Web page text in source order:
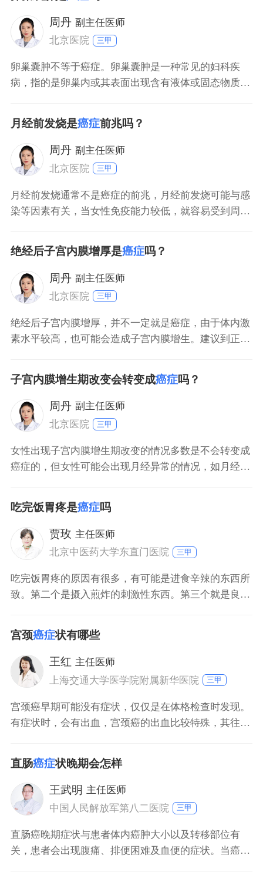
征、有家族史、未生育或者初次生育年龄晚、使用激素
进行替代治疗，可能会导致子宫肌瘤患病风险升高。无
症状的肌瘤患
周丹 副主任医师
北京医院
三甲
卵巢囊肿不等于癌症。卵巢囊肿是一种常见的妇科疾
病，指的是卵巢内或其表面出现含有液体或固态物质的
也不影响健康，可以自行消失。卵巢囊肿也有病理性
的，包括皮样囊肿、囊腺瘤、卵巢子宫内膜异位囊肿，
囊肿可能会增大，引起下腹部不适、月经异常等症状。
少数患者会发生癌
月经前发烧是癌症前兆吗？
周丹 副主任医师
北京医院
三甲
月经前发烧通常不是癌症的前兆，月经前发烧可能与感
染等因素有关，当女性免疫能力较低，就容易受到周围
节中枢，引起发烧等不适症状。而大部分癌症早期的症
状不明显，少部分患者可能存在局部肿块、疼痛等现
象。如果患者反复发烧，应该及时前往医院就诊，平时
还需要多进行体
绝经后子宫内膜增厚是癌症吗？
周丹 副主任医师
北京医院
三甲
绝经后子宫内膜增厚，并不一定就是癌症，由于体内激
素水平较高，也可能会造成子宫内膜增生。建议到正规
放松心情。在日常生活中，注意休息，不要过度劳累，
注意卫生，勤换内裤，注意饮食规律。
子宫内膜增生期改变会转变成癌症吗？
周丹 副主任医师
北京医院
三甲
女性出现子宫内膜增生期改变的情况多数是不会转变成
癌症的，但女性可能会出现月经异常的情况，如月经量
道出血的情况。女性还易出现烦躁不安等情绪。患者需
要在医嘱下给予激素类药物调节，如孕激素类药物、促
排卵药物等，对于严重的患者可以考虑刮宫术、子宫切
除术等。保守
吃完饭胃疼是癌症吗
贾玫 主任医师
北京中医药大学东直门医院
三甲
吃完饭胃疼的原因有很多，有可能是进食辛辣的东西所
致。第二个是摄入煎炸的刺激性东西。第三个就是良性
是胃部的恶性疾病，即胃癌，也会出现这种疼痛。所以
这一个症状不能决定诊断，一定要根据病理进行诊断，
还有影像学检查，联合起来才能诊断是什么疾病。
宫颈癌症状有哪些
王红 主任医师
上海交通大学医学院附属新华医院
三甲
宫颈癌早期可能没有症状，仅仅是在体格检查时发现。
有症状时，会有出血，宫颈癌的出血比较特殊，其往往
样的东西流出来。当然宫颈癌到了晚期以后，症状会加
重，比如分泌物臭、疼痛等。
直肠癌症状晚期会怎样
王武明 主任医师
中国人民解放军第八二医院
三甲
直肠癌晚期症状与患者体内癌肿大小以及转移部位有
关，患者会出现腹痛、排便困难及血便的症状。当癌肿